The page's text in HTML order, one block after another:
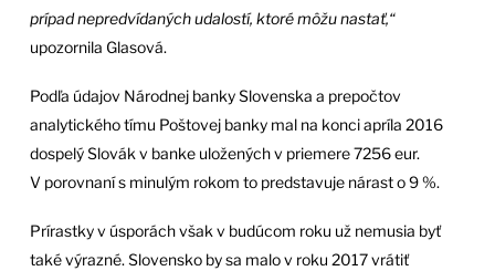
prípad nepredvídaných udalostí, ktoré môžu nastať,“
upozornila Glasová.
Podľa údajov Národnej banky Slovenska a prepočtov
analytického tímu Poštovej banky mal na konci apríla 2016
dospelý Slovák v banke uložených v priemere 7256 eur.
V porovnaní s minulým rokom to predstavuje nárast o 9 %.
Prírastky v úsporách však v budúcom roku už nemusia byť
také výrazné. Slovensko by sa malo v roku 2017 vrátiť